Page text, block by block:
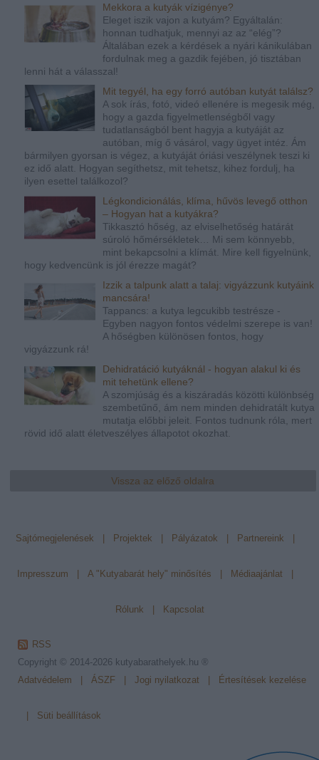
Mekkora a kutyák vízigénye?
Eleget iszik vajon a kutyám? Egyáltalán:
honnan tudhatjuk, mennyi az az “elég”?
Általában ezek a kérdések a nyári kánikulában
fordulnak meg a gazdik fejében, jó tisztában
lenni hát a válasszal!
Mit tegyél, ha egy forró autóban kutyát találsz?
A sok írás, fotó, videó ellenére is megesik még,
hogy a gazda figyelmetlenségből vagy
tudatlanságból bent hagyja a kutyáját az
autóban, míg ő vásárol, vagy ügyet intéz. Ám
bármilyen gyorsan is végez, a kutyáját óriási veszélynek teszi ki
ez idő alatt. Hogyan segíthetsz, mit tehetsz, kihez fordulj, ha
ilyen esettel találkozol?
Légkondicionálás, klíma, hűvös levegő otthon
– Hogyan hat a kutyákra?
Tikkasztó hőség, az elviselhetőség határát
súroló hőmérsékletek… Mi sem könnyebb,
mint bekapcsolni a klímát. Mire kell figyelnünk,
hogy kedvencünk is jól érezze magát?
Izzik a talpunk alatt a talaj: vigyázzunk kutyáink
mancsára!
Tappancs: a kutya legcukibb testrésze -
Egyben nagyon fontos védelmi szerepe is van!
A hőségben különösen fontos, hogy
vigyázzunk rá!
Dehidratáció kutyáknál - hogyan alakul ki és
mit tehetünk ellene?
A szomjúság és a kiszáradás közötti különbség
szembetűnő, ám nem minden dehidratált kutya
mutatja előbbi jeleit. Fontos tudnunk róla, mert
rövid idő alatt életveszélyes állapotot okozhat.
Vissza az előző oldalra
Sajtómegjelenések | Projektek | Pályázatok | Partnereink |
Impresszum | A "Kutyabarát hely" minősítés | Médiaajánlat |
Rólunk | Kapcsolat
RSS
Copyright © 2014-2026 kutyabarathelyek.hu ®
Adatvédelem | ÁSZF | Jogi nyilatkozat | Értesítések kezelése
| Süti beállítások